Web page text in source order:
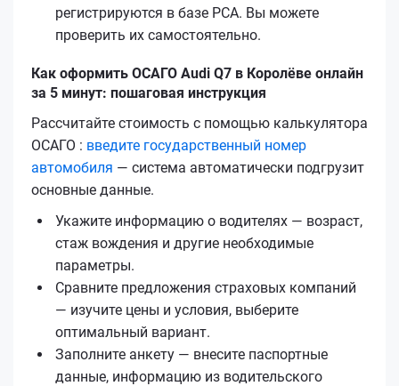
регистрируются в базе РСА. Вы можете
проверить их самостоятельно.
Как оформить ОСАГО Audi Q7 в Королёве онлайн
за 5 минут: пошаговая инструкция
Рассчитайте стоимость с помощью калькулятора
ОСАГО : введите государственный номер
автомобиля — система автоматически подгрузит
основные данные.
Укажите информацию о водителях — возраст,
стаж вождения и другие необходимые
параметры.
Сравните предложения страховых компаний
— изучите цены и условия, выберите
оптимальный вариант.
Заполните анкету — внесите паспортные
данные, информацию из водительского